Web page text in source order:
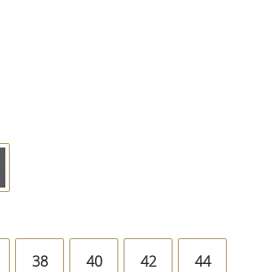
38 40 42 44